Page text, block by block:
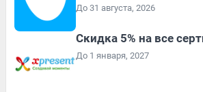
До 31 августа, 2026
Скидка 5% на все
До 1 января, 2027